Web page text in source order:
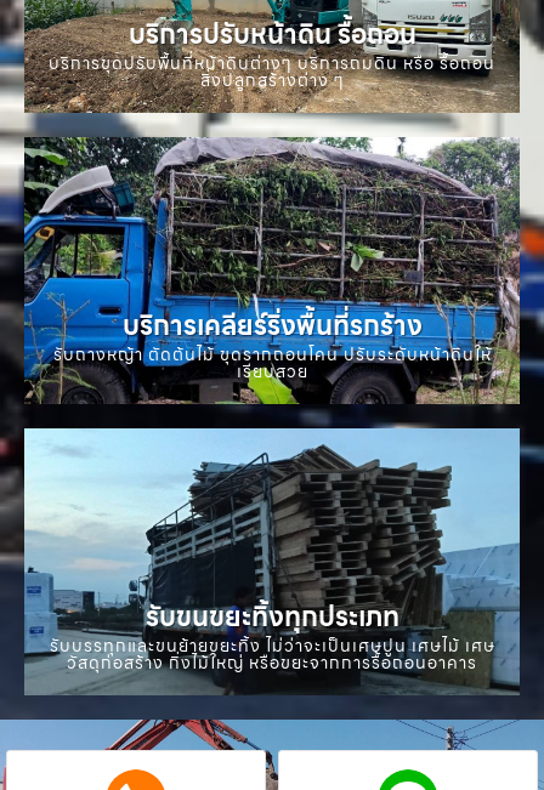
บริการปรับหน้าดิน รื้อถอน
บริการขุดปรับพื้นที่หน้าดินต่างๆ บริการถมดิน หรือ รื้อถอน
สิ่งปลูกสร้างต่าง ๆ
บริการเคลียร์ริ่งพื้นที่รกร้าง
รับถางหญ้า ตัดต้นไม้ ขุดรากถอนโคน ปรับระดับหน้าดินให้
เรียบสวย
รับขนขยะทิ้งทุกประเภท
รับบรรทุกและขนย้ายขยะทิ้ง ไม่ว่าจะเป็นเศษปูน เศษไม้ เศษ
วัสดุก่อสร้าง กิ่งไม้ใหญ่ หรือขยะจากการรื้อถอนอาคาร